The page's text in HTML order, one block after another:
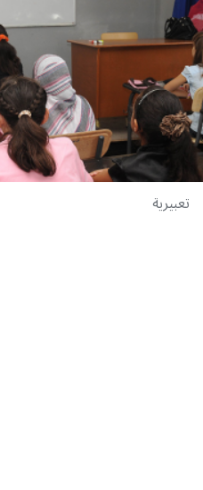
تعبيرية